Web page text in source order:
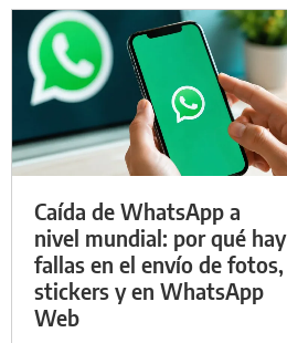
Caída de WhatsApp a
nivel mundial: por qué hay
fallas en el envío de fotos,
stickers y en WhatsApp
Web